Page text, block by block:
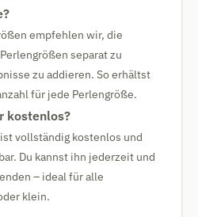
empfehlen wir, die
separat zu
zu addieren. So erhältst
für jede Perlengröße.
kostenlos?
vollständig kostenlos und
Du kannst ihn jederzeit und
– ideal für alle
klein.